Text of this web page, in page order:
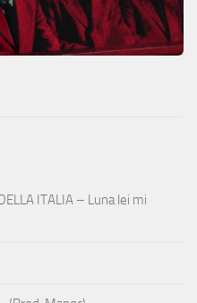
ITALIA – Luna lei mi